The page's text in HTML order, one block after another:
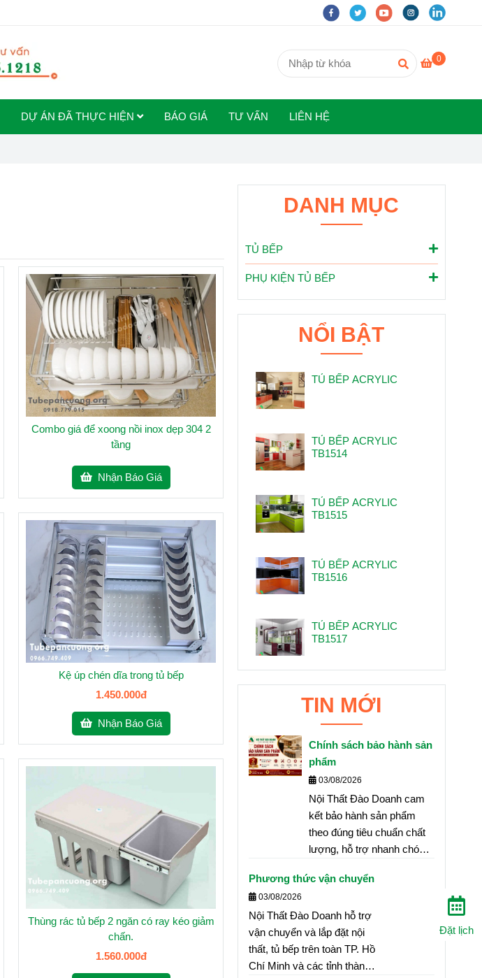
0
DỰ ÁN ĐÃ THỰC HIỆN BÁO GIÁ TƯ VẤN LIÊN HỆ
Combo giá để xoong nồi inox dẹp 304 2
tầng
Nhận Báo Giá
Kệ úp chén dĩa trong tủ bếp
1.450.000đ
Nhận Báo Giá
Thùng rác tủ bếp 2 ngăn có ray kéo giảm
chấn.
1.560.000đ
DANH MỤC
TỦ BẾP
PHỤ KIỆN TỦ BẾP
NỔI BẬT
TỦ BẾP ACRYLIC
TỦ BẾP ACRYLIC
TB1514
TỦ BẾP ACRYLIC
TB1515
TỦ BẾP ACRYLIC
TB1516
TỦ BẾP ACRYLIC
TB1517
TIN MỚI
Chính sách bảo hành sản
phẩm
03/08/2026
Nội Thất Đào Doanh cam
kết bảo hành sản phẩm
theo đúng tiêu chuẩn chất
lượng, hỗ trợ nhanh chóng
quyền lợi tốt nhất cho
Phương thức vận chuyển
03/08/2026
Nội Thất Đào Doanh hỗ trợ
vận chuyển và lắp đặt nội
thất, tủ bếp trên toàn TP. Hồ
Chí Minh và các tỉnh thành.
Đặt lịch